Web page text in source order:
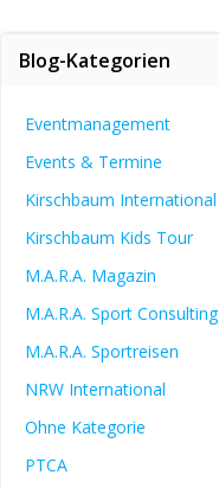
Blog-Kategorien
Eventmanagement
Events & Termine
Kirschbaum International
Kirschbaum Kids Tour
M.A.R.A. Magazin
M.A.R.A. Sport Consulting
M.A.R.A. Sportreisen
NRW International
Ohne Kategorie
PTCA